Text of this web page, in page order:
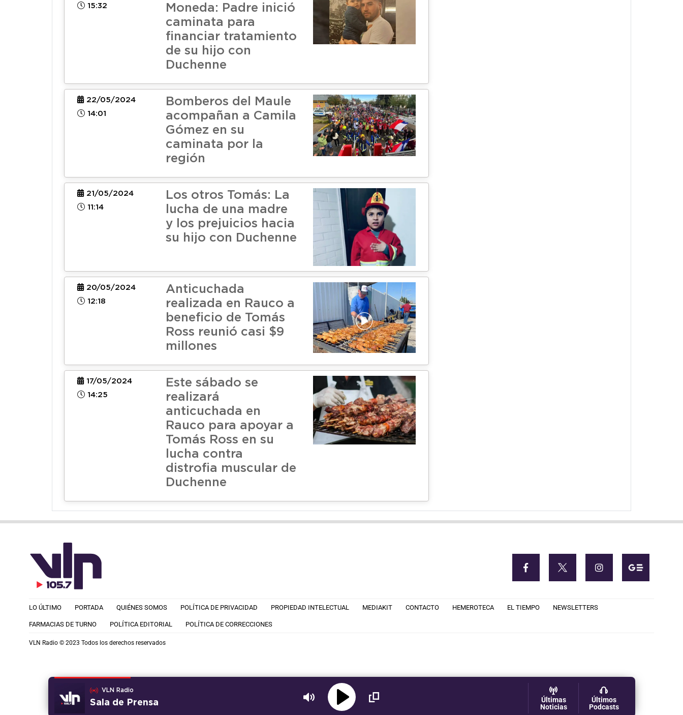
15:32
Moneda: Padre inició
caminata para
financiar tratamiento
de su hijo con
Duchenne
22/05/2024
14:01
Bomberos del Maule
acompañan a Camila
Gómez en su
caminata por la
región
21/05/2024
11:14
Los otros Tomás: La
lucha de una madre
y los prejuicios hacia
su hijo con Duchenne
20/05/2024
12:18
Anticuchada
realizada en Rauco a
beneficio de Tomás
Ross reunió casi $9
millones
17/05/2024
14:25
Este sábado se
realizará
anticuchada en
Rauco para apoyar a
Tomás Ross en su
lucha contra
distrofia muscular de
Duchenne
VLN Radio
Sala de Prensa
Últimas
Noticias
Últimos
Podcasts
LO ÚLTIMO PORTADA QUIÉNES SOMOS POLÍTICA DE PRIVACIDAD PROPIEDAD INTELECTUAL MEDIAKIT CONTACTO HEMEROTECA EL TIEMPO NEWSLETTERS
FARMACIAS DE TURNO POLÍTICA EDITORIAL POLÍTICA DE CORRECCIONES
VLN Radio © 2023 Todos los derechos reservados